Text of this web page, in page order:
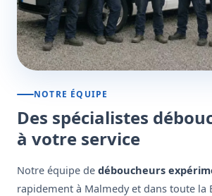
NOTRE ÉQUIPE
Des spécialistes
à votre service
Notre équipe de déboucheurs
rapidement à Malmedy et dans toute la